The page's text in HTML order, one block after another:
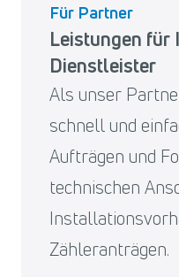
Für Partner
Leistungen
Dienstleister
Als unser
schnell und
Aufträgen und
technischen
Zähleranträgen.